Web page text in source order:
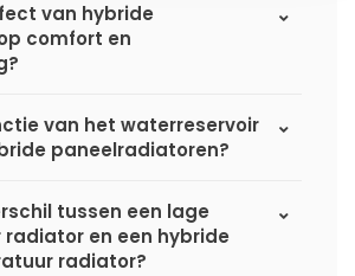
van hybride
comfort en
van het waterreservoir
paneelradiatoren?
tussen een lage
en een hybride
radiator?